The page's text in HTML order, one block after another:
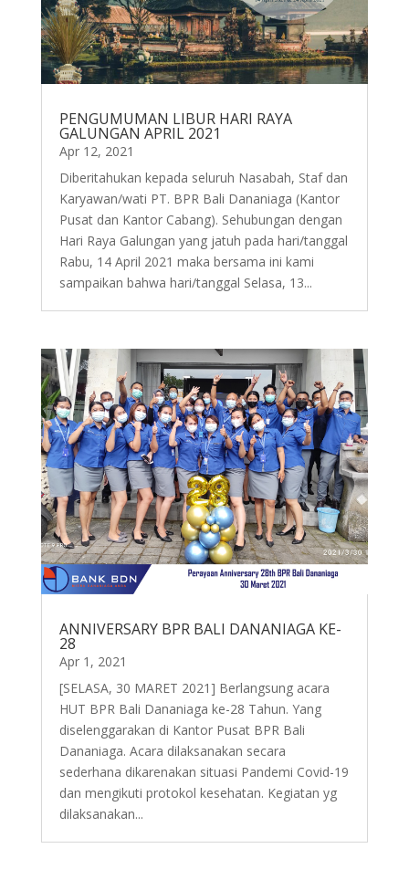
PENGUMUMAN LIBUR HARI RAYA
GALUNGAN APRIL 2021
Apr 12, 2021
Diberitahukan kepada seluruh Nasabah, Staf dan
Karyawan/wati PT. BPR Bali Dananiaga (Kantor
Pusat dan Kantor Cabang). Sehubungan dengan
Hari Raya Galungan yang jatuh pada hari/tanggal
Rabu, 14 April 2021 maka bersama ini kami
sampaikan bahwa hari/tanggal Selasa, 13...
ANNIVERSARY BPR BALI DANANIAGA KE-
28
Apr 1, 2021
[SELASA, 30 MARET 2021] Berlangsung acara
HUT BPR Bali Dananiaga ke-28 Tahun. Yang
diselenggarakan di Kantor Pusat BPR Bali
Dananiaga. Acara dilaksanakan secara
sederhana dikarenakan situasi Pandemi Covid-19
dan mengikuti protokol kesehatan. Kegiatan yg
dilaksanakan...